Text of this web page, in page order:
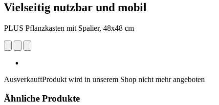
Vielseitig nutzbar und mobil
PLUS Pflanzkasten mit Spalier, 48x48 cm
AusverkauftProdukt wird in unserem Shop nicht mehr angeboten
Ähnliche Produkte